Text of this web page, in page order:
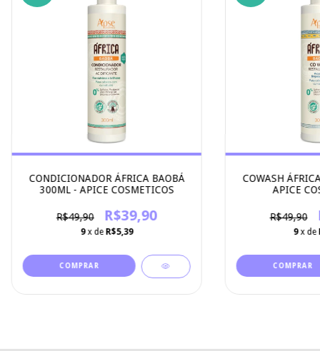
CONDICIONADOR ÁFRICA BAOBÁ
300ML - APICE COSMETICOS
R$49,90 R$39,90
9 x de R$5,39
COWASH
APICE
R$49,90
9 x de